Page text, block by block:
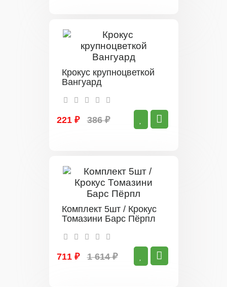
Крокус крупноцветкой
Вангуард
221 ₽ 386 ₽
Комплект 5шт / Крокус
Томазини Барс Пёрпл
711 ₽ 1 614 ₽